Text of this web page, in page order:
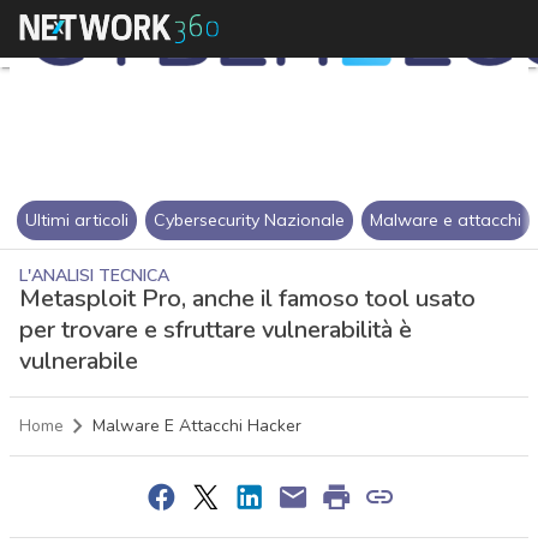
Ultimi articoli Cybersecurity Nazionale Malware e attacchi
L'ANALISI TECNICA
Metasploit Pro, anche il famoso tool usato
per trovare e sfruttare vulnerabilità è
vulnerabile
Home Malware E Attacchi Hacker